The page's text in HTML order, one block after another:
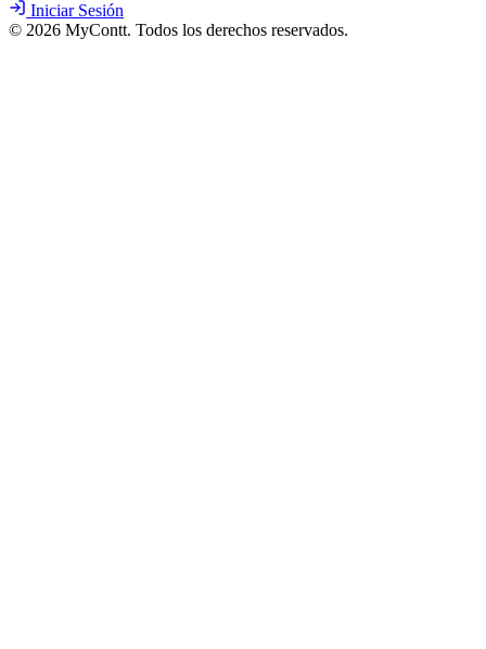
Iniciar Sesión
© 2026 MyContt. Todos los derechos reservados.